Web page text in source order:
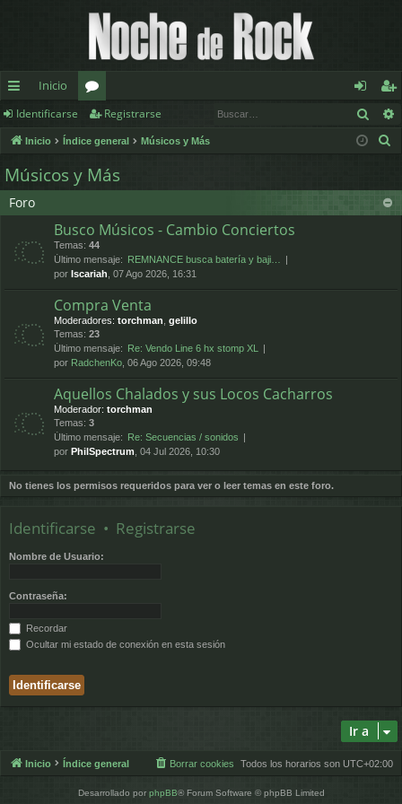
nl
ac
es
rá
os
Inicio
or
os
de
nt
eg
ist
rs
Identificarse Registrarse
Inicio Índice general Músicos y Más
a
Músicos y Más
Foro
Busco Músicos - Cambio Conciertos
Temas: 44
Último mensaje: REMNANCE busca batería y baji…
por Iscariah , 07 Ago 2026, 16:31
Compra Venta
Moderadores: torchman gelillo
Temas: 23
Último mensaje: Re: Vendo Line 6 hx stomp XL
por RadchenKo , 06 Ago 2026, 09:48
Aquellos Chalados y sus Locos Cacharros
Moderador: torchman
Temas: 3
Último mensaje: Re: Secuencias / sonidos
por PhilSpectrum , 04 Jul 2026, 10:30
No tienes los permisos requeridos para ver o leer temas en este foro.
Identificarse • Registrarse
Nombre de Usuario:
Contraseña:
Recordar
Ocultar mi estado de conexión en esta sesión
Ir a
Inicio Índice general Todos los horarios son UTC+02:00
Borrar cookies
Desarrollado por phpBB® Forum Software © phpBB Limited